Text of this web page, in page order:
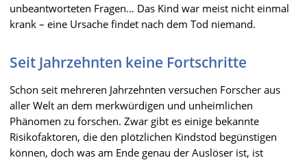
unbeantworteten Fragen… Das Kind war meist nicht einmal
krank – eine Ursache findet nach dem Tod niemand.
Seit Jahrzehnten keine Fortschritte
Schon seit mehreren Jahrzehnten versuchen Forscher aus
aller Welt an dem merkwürdigen und unheimlichen
Phänomen zu forschen. Zwar gibt es einige bekannte
Risikofaktoren, die den plötzlichen Kindstod begünstigen
können, doch was am Ende genau der Auslöser ist, ist